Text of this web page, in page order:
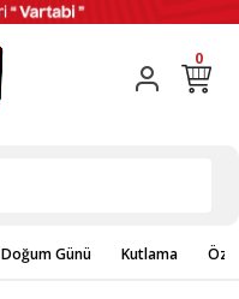
0
Doğum Günü Kutlama